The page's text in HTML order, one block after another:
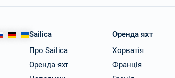
Sailica
Про Sailica
Оренда яхт
Оренда яхт
Хорватія
Франція